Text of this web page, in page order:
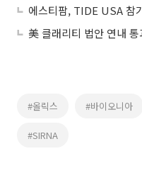
#올릭스 #바이오니아
#SIRNA